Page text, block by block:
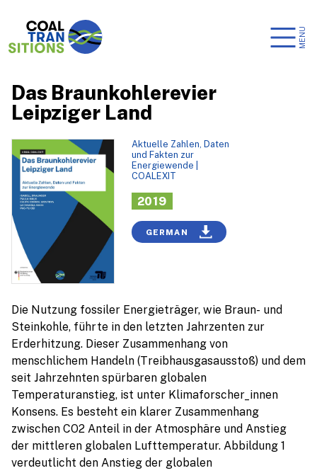
MENU
Das Braunkohlerevier
Leipziger Land
Aktuelle Zahlen, Daten
und Fakten zur
Energiewende
COALEXIT
2019
GERMAN
Die Nutzung fossiler Energieträger, wie Braun- und
Steinkohle, führte in den letzten Jahrzenten zur
Erderhitzung. Dieser Zusammenhang von
menschlichem Handeln (Treibhausgasausstoß) und dem
seit Jahrzehnten spürbaren globalen
Temperaturanstieg, ist unter Klimaforscher_innen
Konsens. Es besteht ein klarer Zusammenhang
zwischen CO2 Anteil in der Atmosphäre und Anstieg
der mittleren globalen Lufttemperatur. Abbildung 1
verdeutlicht den Anstieg der globalen